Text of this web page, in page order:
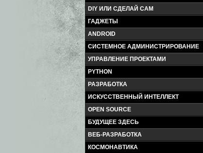
DIY ИЛИ СДЕЛАЙ САМ
ГАДЖЕТЫ
ANDROID
СИСТЕМНОЕ АДМИНИСТРИРОВАНИЕ
УПРАВЛЕНИЕ ПРОЕКТАМИ
PYTHON
РАЗРАБОТКА
ИСКУССТВЕННЫЙ ИНТЕЛЛЕКТ
OPEN SOURCE
БУДУЩЕЕ ЗДЕСЬ
ВЕБ-РАЗРАБОТКА
КОСМОНАВТИКА